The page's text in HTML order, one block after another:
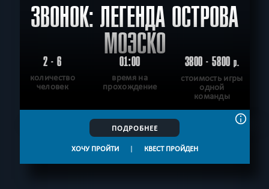
ЗВОНОК: ЛЕГЕНДА ОСТРОВА
МОЭСКО
2 - 6
количество
человек
01:00
время на
прохождение
3800 - 5800р.
стоимость игры
одной
команды
ПОДРОБНЕЕ
ХОЧУ ПРОЙТИ | КВЕСТ ПРОЙДЕН